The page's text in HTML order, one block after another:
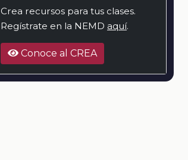
Crea recursos para tus clases.
Regístrate en la NEMD aquí.
Conoce al CREA